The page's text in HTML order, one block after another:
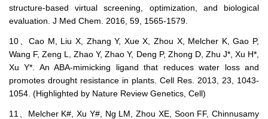
structure-based virtual screening, optimization, and biological
evaluation. J Med Chem. 2016, 59, 1565-1579.
10、Cao M, Liu X, Zhang Y, Xue X, Zhou X, Melcher K, Gao P,
Wang F, Zeng L, Zhao Y, Zhao Y, Deng P, Zhong D, Zhu J*, Xu H*,
Xu Y*. An ABA-mimicking ligand that reduces water loss and
promotes drought resistance in plants. Cell Res. 2013, 23, 1043-
1054. (Highlighted by Nature Review Genetics, Cell)
11、Melcher K#, Xu Y#, Ng LM, Zhou XE, Soon FF, Chinnusamy